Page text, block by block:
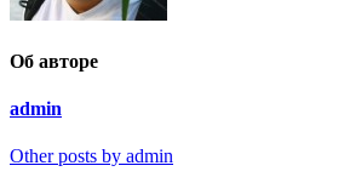
Об авторе
admin
Other posts by admin